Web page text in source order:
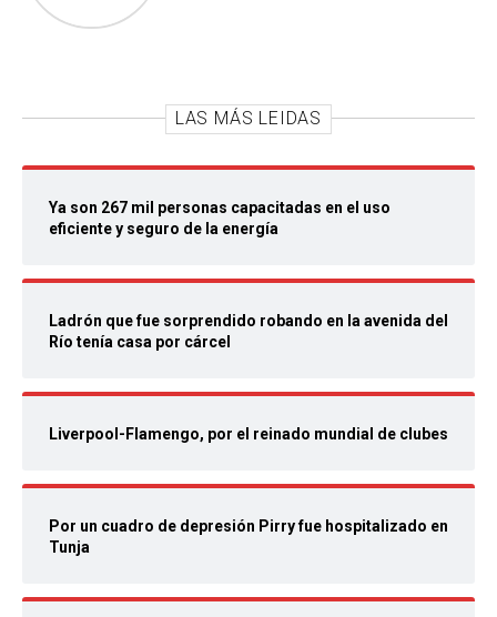
LAS MÁS LEIDAS
Ya son 267 mil personas capacitadas en el uso
eficiente y seguro de la energía
Ladrón que fue sorprendido robando en la avenida del
Río tenía casa por cárcel
Liverpool-Flamengo, por el reinado mundial de clubes
Por un cuadro de depresión Pirry fue hospitalizado en
Tunja